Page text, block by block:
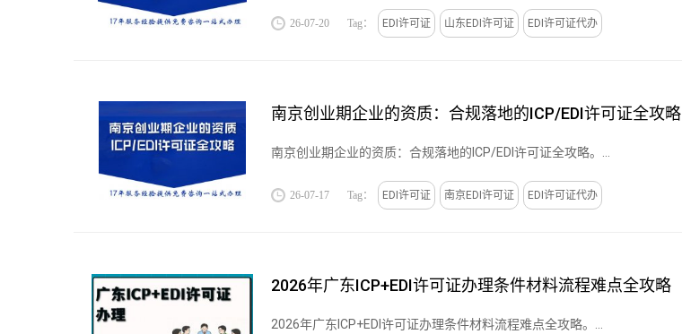
26-07-20 Tag： EDI许可证 山东EDI许可证 EDI许可证代办
南京创业期企业的资质：合规落地的ICP/EDI许可证全攻略
南京创业期企业的资质：合规落地的ICP/EDI许可证全攻略。...
26-07-17 Tag： EDI许可证 南京EDI许可证 EDI许可证代办
2026年广东ICP+EDI许可证办理条件材料流程难点全攻略
2026年广东ICP+EDI许可证办理条件材料流程难点全攻略。...